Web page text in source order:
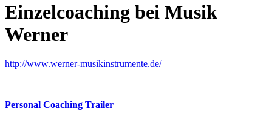
Einzelcoaching bei Musik
Werner
http://www.werner-musikinstrumente.de/
Personal Coaching Trailer